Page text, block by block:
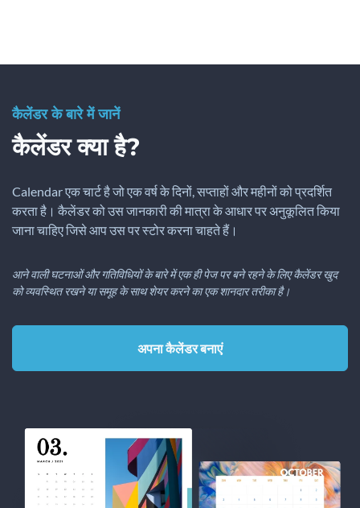
कैलेंडर के बारे में जानें
कैलेंडर क्या है?
Calendar एक चार्ट है जो एक वर्ष के दिनों, सप्ताहों और महीनों को प्रदर्शित
करता है। कैलेंडर को उस जानकारी की मात्रा के आधार पर अनुकूलित किया
जाना चाहिए जिसे आप उस पर स्टोर करना चाहते हैं।
आने वाली घटनाओं और गतिविधियों के बारे में एक ही पेज पर बने रहने के लिए कैलेंडर खुद
को व्यवस्थित रखने या समूह के साथ शेयर करने का एक शानदार तरीका है।
अपना कैलेंडर बनाएं